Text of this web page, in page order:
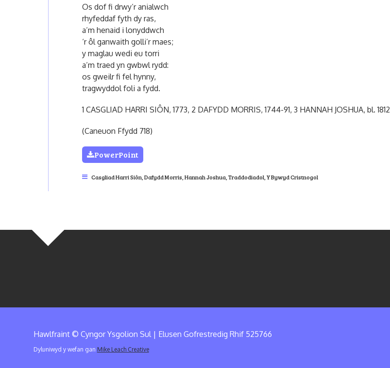
Os dof fi drwy’r anialwch
rhyfeddaf fyth dy ras,
a’m henaid i lonyddwch
‘r ôl ganwaith golli’r maes;
y maglau wedi eu torri
a’m traed yn gwbwl rydd:
os gweilr fi fel hynny,
tragwyddol foli a fydd.
1 CASGLIAD HARRI SIÔN, 1773, 2 DAFYDD MORRIS, 1744-91, 3 HANNAH JOSHUA, bl. 1812
(Caneuon Ffydd 718)
PowerPoint
Casgliad Harri Siôn, Dafydd Morris Hannah Joshua, Traddodiadol, Y Bywyd Cristnogol
Hawlfraint © Cyngor Ysgolion Sul | Elusen Gofrestredig Rhif 525766
Dyluniwyd y wefan gan Mike Leach Creative